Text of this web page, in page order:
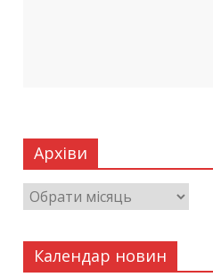
Архіви
Календар новин